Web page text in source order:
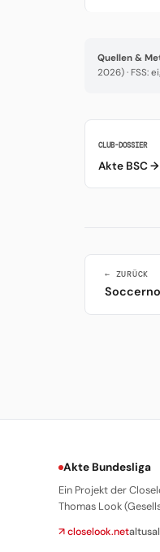
Quellen &
2026) · FSS:
CLUB-DOSSIER
Akte BSC →
← ZURÜCK
Akte Bundesliga
Ein Projekt der
Thomas Look
↗ closelook.net